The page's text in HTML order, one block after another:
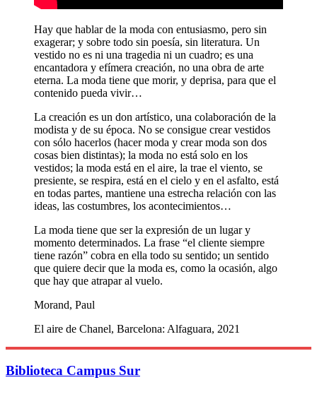
Hay que hablar de la moda con entusiasmo, pero sin
exagerar; y sobre todo sin poesía, sin literatura. Un
vestido no es ni una tragedia ni un cuadro; es una
encantadora y efímera creación, no una obra de arte
eterna. La moda tiene que morir, y deprisa, para que el
contenido pueda vivir…
La creación es un don artístico, una colaboración de la
modista y de su época. No se consigue crear vestidos
con sólo hacerlos (hacer moda y crear moda son dos
cosas bien distintas); la moda no está solo en los
vestidos; la moda está en el aire, la trae el viento, se
presiente, se respira, está en el cielo y en el asfalto, está
en todas partes, mantiene una estrecha relación con las
ideas, las costumbres, los acontecimientos…
La moda tiene que ser la expresión de un lugar y
momento determinados. La frase “el cliente siempre
tiene razón” cobra en ella todo su sentido; un sentido
que quiere decir que la moda es, como la ocasión, algo
que hay que atrapar al vuelo.
Morand, Paul
El aire de Chanel, Barcelona: Alfaguara, 2021
Biblioteca Campus Sur